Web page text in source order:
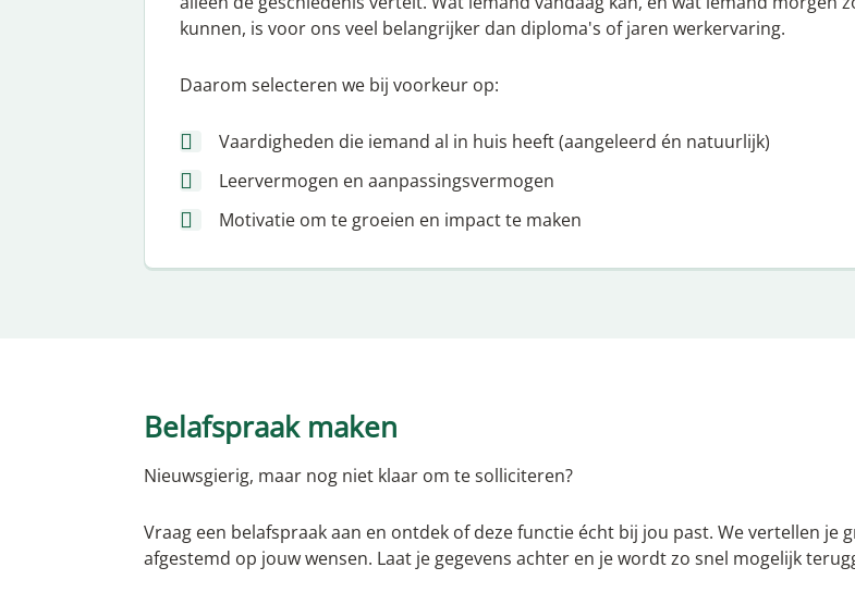
kunnen, is voor ons veel belangrijker dan diploma's of jaren werkervaring.
Daarom selecteren we bij voorkeur op:
Vaardigheden die iemand al in huis heeft (aangeleerd én natuurlijk)
Leervermogen en aanpassingsvermogen
Motivatie om te groeien en impact te maken
Belafspraak maken
Nieuwsgierig, maar nog niet klaar om te solliciteren?
Vraag een belafspraak aan en ontdek of deze functie écht bij jou past. We vertellen je
afgestemd op jouw wensen. Laat je gegevens achter en je wordt zo snel mogelijk